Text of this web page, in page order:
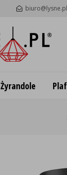
biuro@lysne.pl
Żyrandole